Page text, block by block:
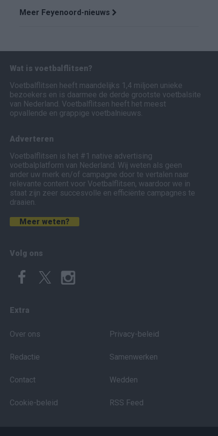
Meer Feyenoord-nieuws
Wat is voetbalflitsen?
Voetbalflitsen heeft maandelijks 1,4 miljoen unieke
bezoekers en is daarmee de derde grootste voetbalsite
van Nederland. Voetbalflitsen heeft het meest
opvallende en grappige voetbalnieuws.
Adverteren
Voetbalflitsen is het #1 native advertising
voetbalplatform van Nederland. Wij weten als geen
ander uw merk en/of campagne door te vertalen naar
relevante content voor Voetbalflitsen, waardoor we in
staat zijn zeer succesvolle en efficiënte campagnes te
draaien.
Meer weten?
Volg ons
Extra
Over ons
Redactie
Contact
Cookie-beleid
Privacy-beleid
Samenwerken
Wedden
RSS Feed